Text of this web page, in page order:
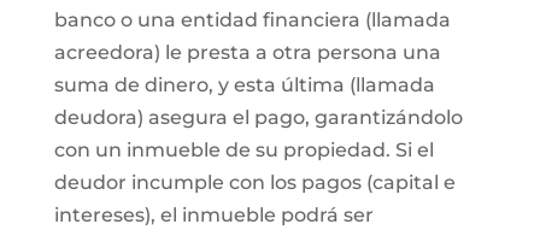
banco o una entidad financiera (llamada
acreedora) le presta a otra persona una
suma de dinero, y esta última (llamada
deudora) asegura el pago, garantizándolo
con un inmueble de su propiedad. Si el
deudor incumple con los pagos (capital e
intereses), el inmueble podrá ser